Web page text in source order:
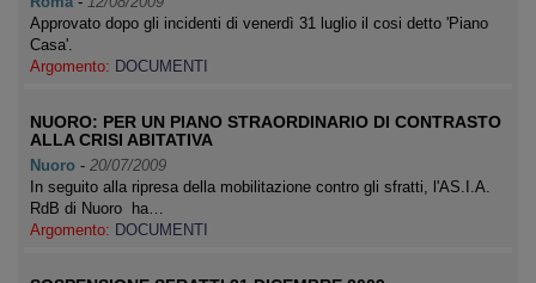
Approvato dopo gli incidenti di venerdì 31 luglio il cosi detto 'Piano
Casa'.
Argomento: DOCUMENTI
NUORO: PER UN PIANO STRAORDINARIO DI CONTRASTO
ALLA CRISI ABITATIVA
Nuoro - 20/07/2009
In seguito alla ripresa della mobilitazione contro gli sfratti, l'AS.I.A.
RdB di Nuoro ha…
Argomento: DOCUMENTI